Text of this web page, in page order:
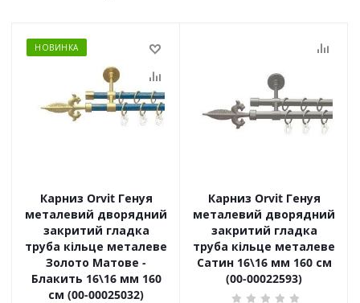
НОВИНКА
Карниз Orvit Генуя
металевий дворядний
закритий гладка
труба кільце металеве
Золото Матове -
Блакить 16\16 мм 160
см (00-00025032)
Карниз Orvit Генуя
металевий дворядний
закритий гладка
труба кільце металеве
Сатин 16\16 мм 160 см
(00-00022593)